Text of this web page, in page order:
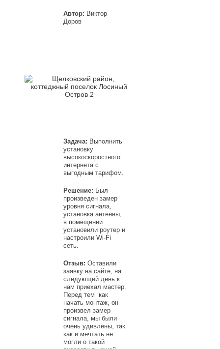
Автор: Виктор
Доров
Задача: Выполнить
установку
высокоскоростного
интернета с
выгодным тарифом.
Решение: Был
произведен замер
уровня сигнала,
установка антенны,
в помещении
установили роутер и
настроили Wi-Fi
сеть.
Отзыв: Оставили
заявку на сайте, на
следующий день к
нам приехал мастер.
Перед тем как
начать монтаж, он
произвел замер
сигнала, мы были
очень удивлены, так
как и мечтать не
могли о такой